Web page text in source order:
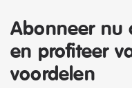
Abonneer nu
en profiteer
voordelen